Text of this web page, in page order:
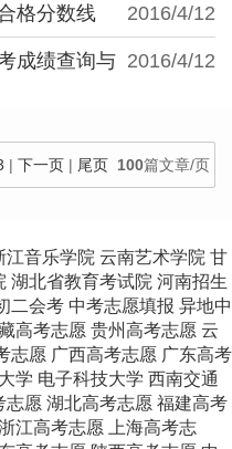
2016/4/12
格分数线
2016/4/12
成绩查询与
| 下一页 | 尾页 100篇文章/页
江音乐学院 云南艺术学院 甘
湖北省教育考试院 河南招生
二会考 中考志愿填报 异地中
高考志愿 贵州高考志愿 云
志愿 广西高考志愿 广东高考
学 电子科技大学 西南交通
志愿 湖北高考志愿 福建高考
江高考志愿
上海高考志